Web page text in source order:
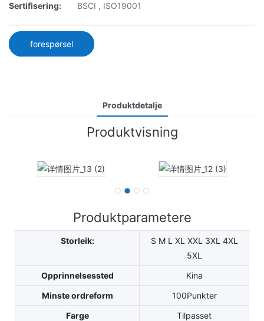
Sertifisering:
BSCI , ISO19001
forespørsel
Produktdetalje
Produktvisning
Produktparametere
Storleik:
S M L XL XXL 3XL 4XL
5XL
Opprinnelsessted
Kina
Minste ordreform
100Punkter
Farge
Tilpasset